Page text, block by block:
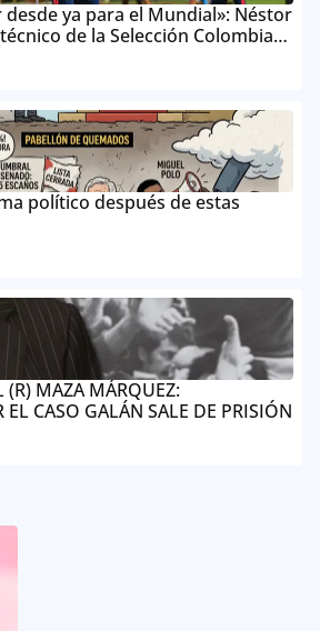
ya para el Mundial»: Néstor
de la Selección Colombia
político después de estas
(R) MAZA MÁRQUEZ:
CASO GALÁN SALE DE PRISIÓN